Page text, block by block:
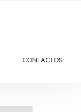
CONTACTOS